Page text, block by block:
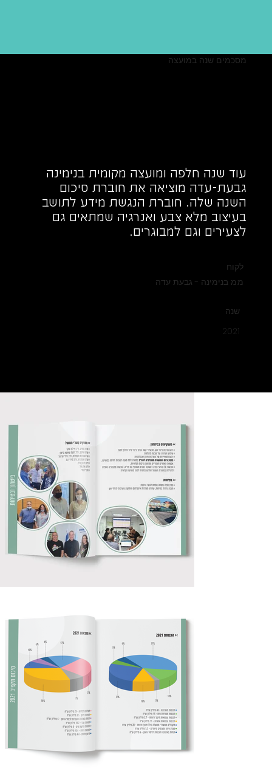
מסכמים שנה במועצה
עוד שנה חלפה ומועצה מקומית בנימינה
גבעת-עדה מוציאה את חוברת סיכום
השנה שלה. חוברת הנגשת מידע לתושב
בעיצוב מלא צבע ואנרגיה שמתאים גם
לצעירים וגם למבוגרים.
לקוח
מ.מ בנימינה - גבעת עדה
שנה
2021